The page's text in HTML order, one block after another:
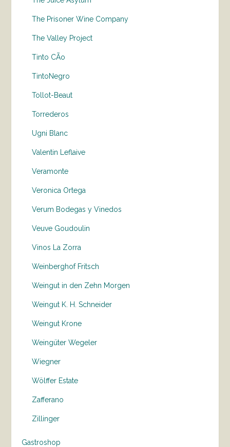
The Prisoner Wine Company
The Valley Project
Tinto CÃo
TintoNegro
Tollot-Beaut
Torrederos
Ugni Blanc
Valentin Leflaive
Veramonte
Veronica Ortega
Verum Bodegas y Vinedos
Veuve Goudoulin
Vinos La Zorra
Weinberghof Fritsch
Weingut in den Zehn Morgen
Weingut K. H. Schneider
Weingut Krone
Weingüter Wegeler
Wiegner
Wölffer Estate
Zafferano
Zillinger
Gastroshop